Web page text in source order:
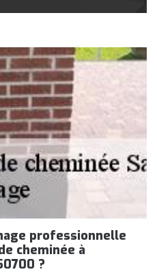
professionnelle
cheminée à
?